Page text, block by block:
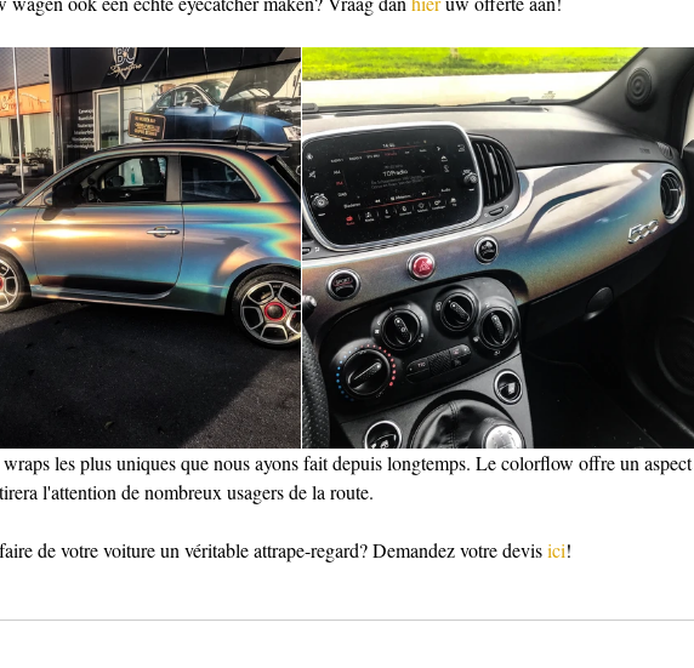
les plus uniques que nous ayons fait depuis longtemps. Le colorflow offre un aspect
l'attention de nombreux usagers de la route.
de votre voiture un véritable attrape-regard? Demandez votre devis ici!